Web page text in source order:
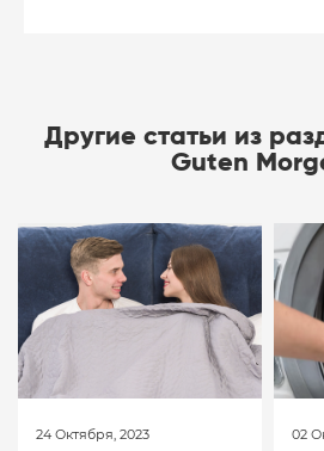
Другие статьи из
Guten
24 Октября, 2023 02